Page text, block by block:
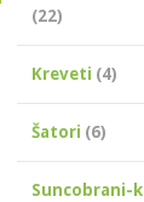
(22)
Kreveti (4)
Šatori (6)
Suncobrani-